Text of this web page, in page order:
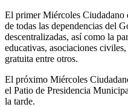
El primer Miércoles Ciudadano
de todas las dependencias del
descentralizadas, así como la
educativas, asociaciones
gratuita entre otros.
El próximo Miércoles
el Patio de Presidencia
la tarde.